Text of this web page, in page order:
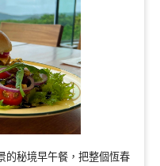
的秘境早午餐，把整個恆春